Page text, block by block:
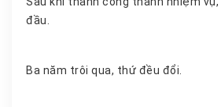
đầu.
Ba năm trôi qua, thứ đều đổi.